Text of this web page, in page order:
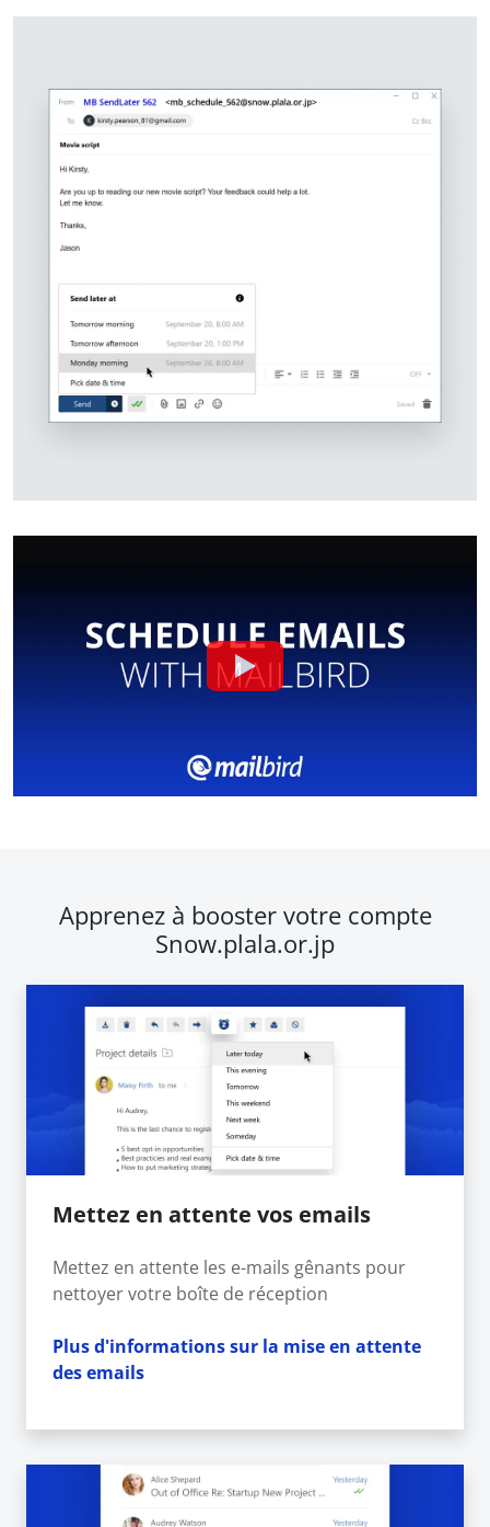
Apprenez à booster votre compte
Snow.plala.or.jp
Mettez en attente vos emails
Mettez en attente les e-mails gênants pour
nettoyer votre boîte de réception
Plus d'informations sur la mise en attente
des emails